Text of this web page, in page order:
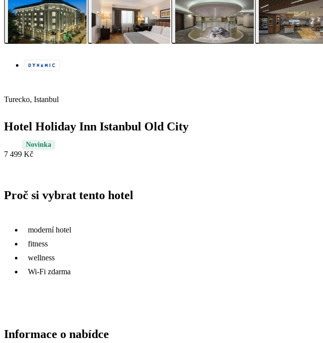
Turecko, Istanbul
Hotel Holiday Inn Istanbul Old City
Novinka
7 499 Kč
Proč si vybrat tento hotel
moderní hotel
fitness
wellness
Wi-Fi zdarma
Informace o nabídce